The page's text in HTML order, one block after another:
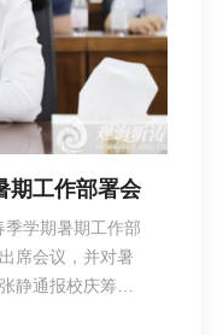
产党巡视工作条
期工作部署会
学期暑期工作部
席会议，并对暑
静通报校庆筹备
作。学校领导班